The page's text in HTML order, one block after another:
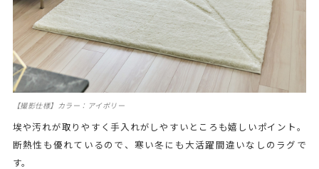
【撮影仕様】カラー：アイボリー
埃や汚れが取りやすく手入れがしやすいところも嬉しいポイント。
断熱性も優れているので、寒い冬にも大活躍間違いなしのラグで
す。